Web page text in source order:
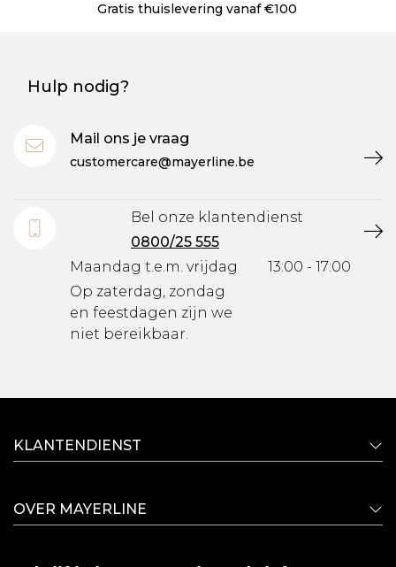
Gratis thuislevering vanaf €100
Hulp nodig?
Mail ons je vraag
customercare@mayerline.be
Bel onze klantendienst
0800/25 555
Maandag t.e.m. vrijdag
Op zaterdag, zondag
en feestdagen zijn we
niet bereikbaar.
13:00 - 17:00
KLANTENDIENST
OVER MAYERLINE